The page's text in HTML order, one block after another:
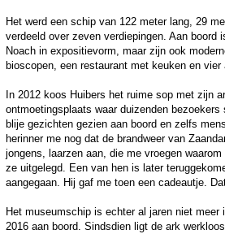
Het werd een schip van 122 meter lang, 29
verdeeld over zeven verdiepingen. Aan boord
Noach in expositievorm, maar zijn ook
bioscopen, een restaurant met keuken en vier
In 2012 koos Huibers het ruime sop met zijn
ontmoetingsplaats waar duizenden
blije gezichten gezien aan boord en zelfs
herinner me nog dat de brandweer van
jongens, laarzen aan, die me vroegen
ze uitgelegd. Een van hen is later
aangegaan. Hij gaf me toen een cadeautje.
Het museumschip is echter al jaren niet
2016 aan boord. Sindsdien ligt de ark